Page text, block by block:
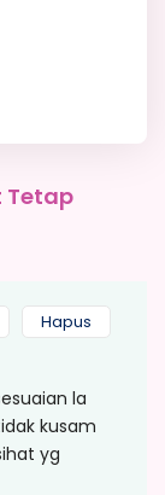
Tetap
la
kusam
yg
Hapus